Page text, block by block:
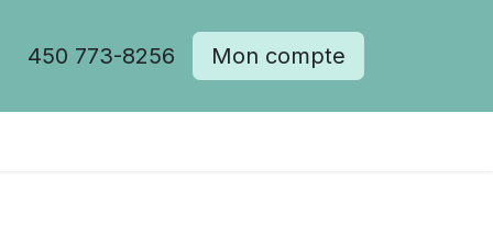
450 773-8256 Mon compte